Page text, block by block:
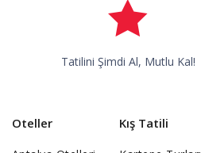
Tatilini Şimdi Al, Mutlu Kal!
Oteller Kış Tatili